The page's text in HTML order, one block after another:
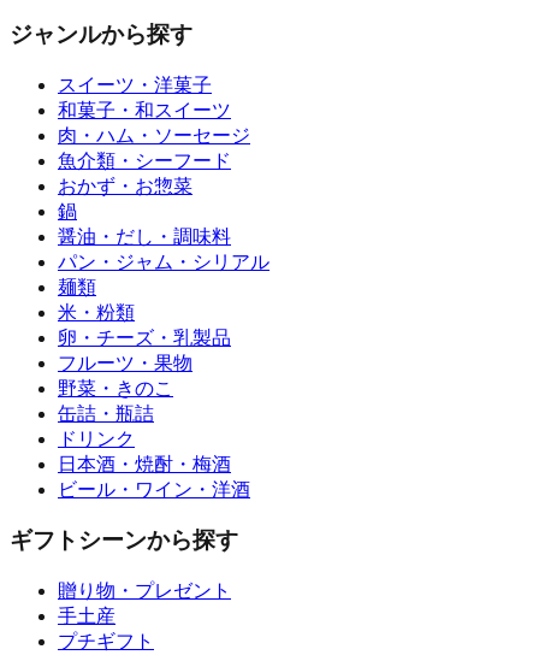
ジャンルから探す
スイーツ・洋菓子
和菓子・和スイーツ
肉・ハム・ソーセージ
魚介類・シーフード
おかず・お惣菜
鍋
醤油・だし・調味料
パン・ジャム・シリアル
麺類
米・粉類
卵・チーズ・乳製品
フルーツ・果物
野菜・きのこ
缶詰・瓶詰
ドリンク
日本酒・焼酎・梅酒
ビール・ワイン・洋酒
ギフトシーンから探す
贈り物・プレゼント
手土産
プチギフト